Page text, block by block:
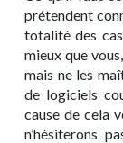
prétendent
totalité des
mieux que
mais ne les
de logiciels
cause de cela
n’hésiterons